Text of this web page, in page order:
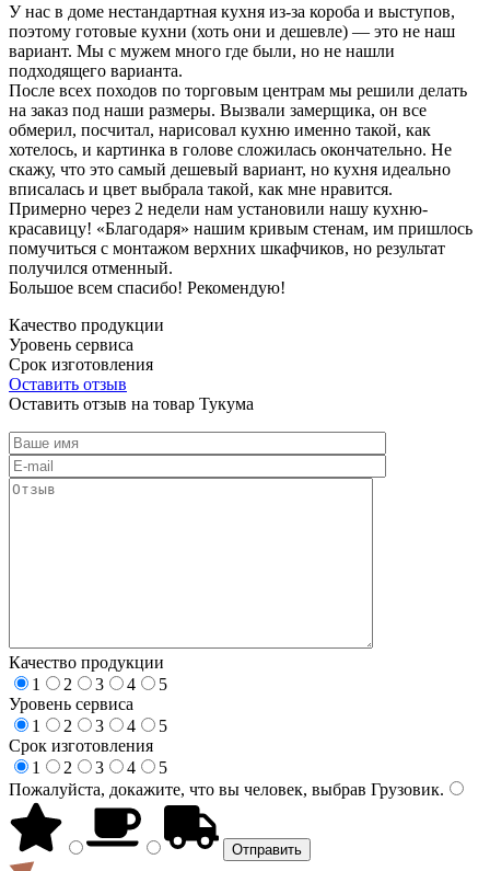
У нас в доме нестандартная кухня из-за короба и выступов,
поэтому готовые кухни (хоть они и дешевле) — это не наш
вариант. Мы с мужем много где были, но не нашли
подходящего варианта.
После всех походов по торговым центрам мы решили делать
на заказ под наши размеры. Вызвали замерщика, он все
обмерил, посчитал, нарисовал кухню именно такой, как
хотелось, и картинка в голове сложилась окончательно. Не
скажу, что это самый дешевый вариант, но кухня идеально
вписалась и цвет выбрала такой, как мне нравится.
Примерно через 2 недели нам установили нашу кухню-
красавицу! «Благодаря» нашим кривым стенам, им пришлось
помучиться с монтажом верхних шкафчиков, но результат
получился отменный.
Большое всем спасибо! Рекомендую!
Качество продукции
Уровень сервиса
Срок изготовления
Оставить отзыв
Оставить отзыв на товар Тукума
Качество продукции
1
2 3 4
5
Уровень сервиса
1
2 3 4
5
Срок изготовления
1
2 3 4
5
Пожалуйста, докажите, что вы человек, выбрав Грузовик.